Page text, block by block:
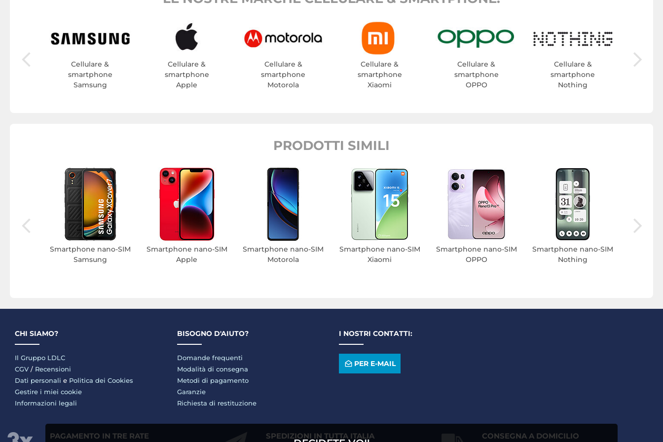
Cellulare &
smartphone
Samsung
Cellulare &
smartphone
Apple
Cellulare &
smartphone
Motorola
Cellulare &
smartphone
Xiaomi
Cellulare &
smartphone
OPPO
Cellulare &
smartphone
Nothing
PRODOTTI SIMILI
Smartphone nano-SIM
Samsung
Smartphone nano-SIM
Apple
Smartphone nano-SIM
Motorola
Smartphone nano-SIM
Xiaomi
Smartphone nano-SIM
OPPO
Smartphone nano-SIM
Nothing
CHI SIAMO?
Il Gruppo LDLC
CGV / Recensioni
Dati personali e Politica dei Cookies
Gestire i miei cookie
Informazioni legali
BISOGNO D'AIUTO?
Domande frequenti
Modalità di consegna
Metodi di pagamento
Garanzie
Richiesta di restituzione
I NOSTRI CONTATTI:
PER E-MAIL
PAGAMENTO IN TRE RATE SPEDIZIONI IN TUTTA ITALIA CONSEGNA A DOMICILIO